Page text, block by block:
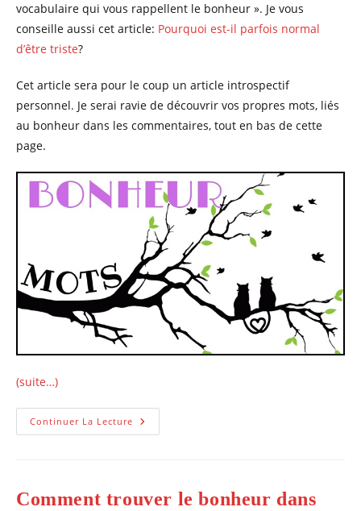
vocabulaire qui vous rappellent le bonheur ». Je vous
conseille aussi cet article: Pourquoi est-il parfois normal
d’être triste?
Cet article sera pour le coup un article introspectif
personnel. Je serai ravie de découvrir vos propres mots, liés
au bonheur dans les commentaires, tout en bas de cette
page.
(suite…)
Continuer La Lecture Comment
Décris-
Mots
Comment trouver le bonheur dans